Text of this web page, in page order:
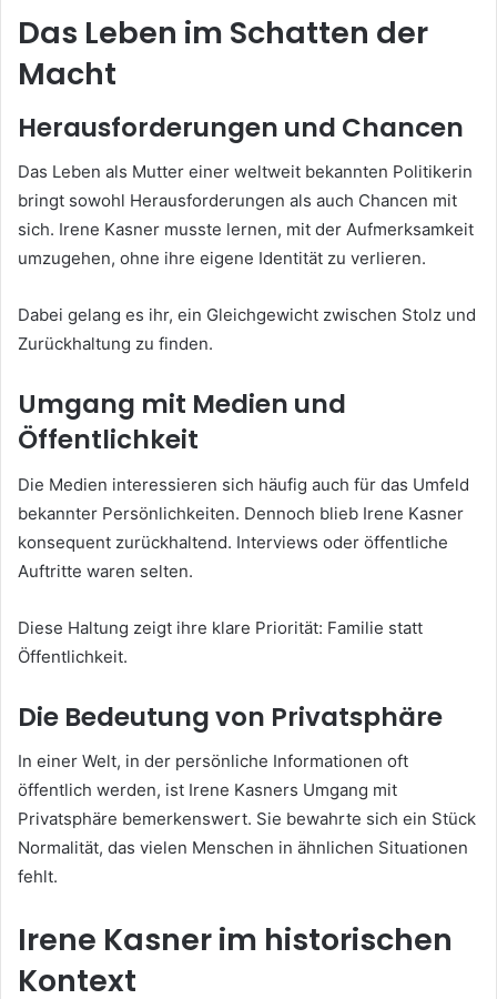
Das Leben im Schatten der
Macht
Herausforderungen und Chancen
Das Leben als Mutter einer weltweit bekannten Politikerin
bringt sowohl Herausforderungen als auch Chancen mit
sich. Irene Kasner musste lernen, mit der Aufmerksamkeit
umzugehen, ohne ihre eigene Identität zu verlieren.
Dabei gelang es ihr, ein Gleichgewicht zwischen Stolz und
Zurückhaltung zu finden.
Umgang mit Medien und
Öffentlichkeit
Die Medien interessieren sich häufig auch für das Umfeld
bekannter Persönlichkeiten. Dennoch blieb Irene Kasner
konsequent zurückhaltend. Interviews oder öffentliche
Auftritte waren selten.
Diese Haltung zeigt ihre klare Priorität: Familie statt
Öffentlichkeit.
Die Bedeutung von Privatsphäre
In einer Welt, in der persönliche Informationen oft
öffentlich werden, ist Irene Kasners Umgang mit
Privatsphäre bemerkenswert. Sie bewahrte sich ein Stück
Normalität, das vielen Menschen in ähnlichen Situationen
fehlt.
Irene Kasner im historischen
Kontext